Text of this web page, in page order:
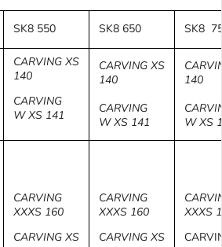
SK8 550 SK8 650
SK8
CARVING XS
140
CARVING
W XS 141
CARVING XS
140
CARVING
W XS 141
140
W XS
CARVING
XXXS 160
CARVING XS
CARVING
XXXS 160
CARVING XS
XXXS